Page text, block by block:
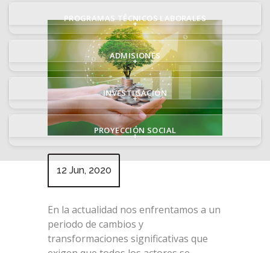
PROGRAMAS TÉCNICOS LABORALES
+
ADMISIONES
+
INVESTIGACIÓN
+
PROYECCIÓN SOCIAL
+
12 Jun, 2020
En la actualidad nos enfrentamos a un
periodo de cambios y
transformaciones significativas que